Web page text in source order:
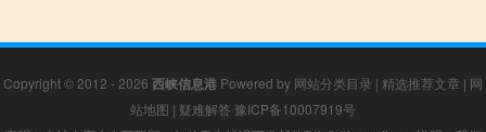
Copyright © 2012 - 2026 西峡信息港 Powered by 网站分类目录 | 精选推荐文章 | 网
站地图 | 疑难解答 豫ICP备10007919号